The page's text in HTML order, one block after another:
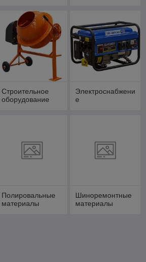
Строительное
оборудование
Электроснабжени
е
Полировальные
материалы
Шиноремонтные
материалы